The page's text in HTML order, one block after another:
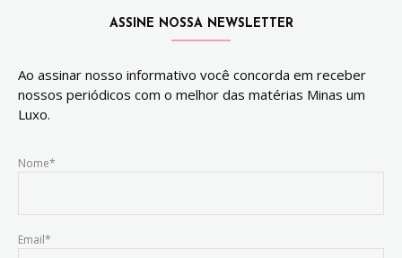
ASSINE NOSSA NEWSLETTER
Ao assinar nosso informativo você concorda em receber
nossos periódicos com o melhor das matérias Minas um
Luxo.
Nome*
Email*